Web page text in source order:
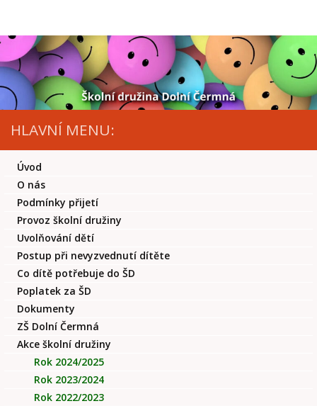
HLAVNÍ MENU:
Úvod
O nás
Podmínky přijetí
Provoz školní družiny
Uvolňování dětí
Postup při nevyzvednutí dítěte
Co dítě potřebuje do ŠD
Poplatek za ŠD
Dokumenty
ZŠ Dolní Čermná
Akce školní družiny
Rok 2024/2025
Rok 2023/2024
Rok 2022/2023